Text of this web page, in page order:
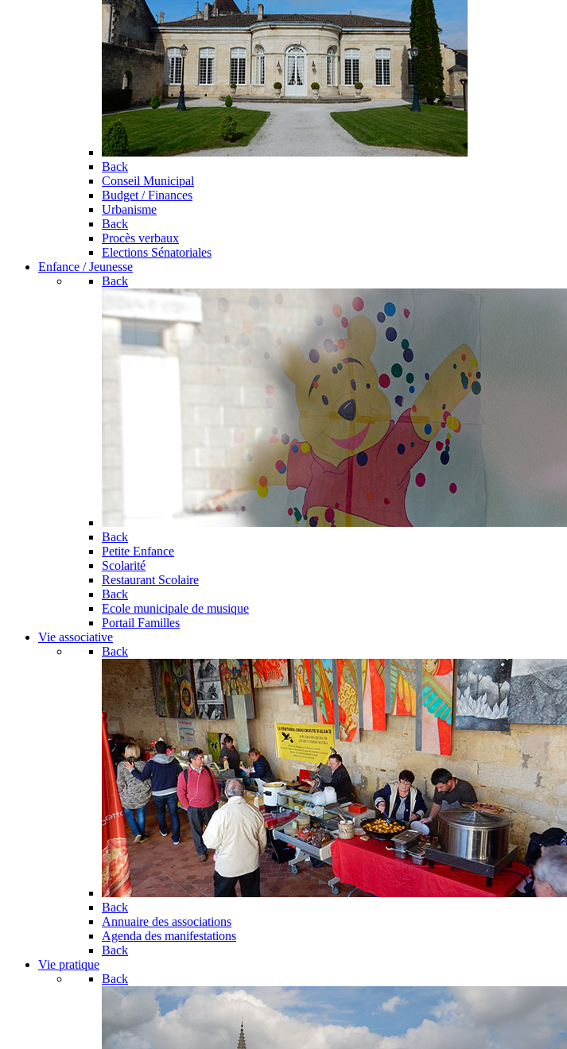
Back
Conseil Municipal
Budget / Finances
Urbanisme
Back
Procès verbaux
Elections Sénatoriales
Enfance / Jeunesse
Back
Back
Petite Enfance
Scolarité
Restaurant Scolaire
Back
Ecole municipale de musique
Portail Familles
Vie associative
Back
Back
Annuaire des associations
Agenda des manifestations
Back
Vie pratique
Back